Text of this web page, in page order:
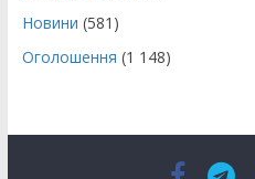
Новини (581)
Оголошення (1 148)